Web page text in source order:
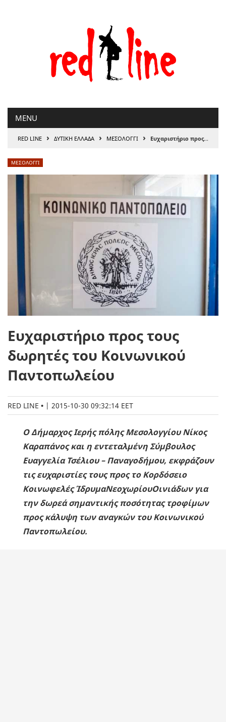
MENU
RED LINE › ΔΥΤΙΚΗ ΕΛΛΑΔΑ › ΜΕΣΟΛΟΓΓΙ › Ευχαριστήριο προς τους δωρητές του Κοινωνικού Παντοπωλείου
ΜΕΣΟΛΟΓΓΙ
Ευχαριστήριο προς τους
δωρητές του Κοινωνικού
Παντοπωλείου
RED LINE | 2015-10-30 09:32:14 EET
Ο Δήμαρχος Ιερής πόλης Μεσολογγίου Νίκος
Καραπάνος και η εντεταλμένη Σύμβουλος
Ευαγγελία Τσέλιου – Παναγοδήμου, εκφράζουν
τις ευχαριστίες τους προς το Κορδόσειο
Κοινωφελές ΊδρυμαΝεοχωρίουΟινιάδων για
την δωρεά σημαντικής ποσότητας τροφίμων
προς κάλυψη των αναγκών του Κοινωνικού
Παντοπωλείου.